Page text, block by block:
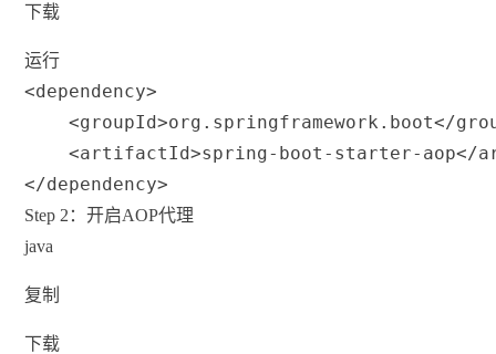
下载
运行
<dependency>
<groupId>org.springframework.boot</
<artifactId>spring-boot-starter-aop</
</dependency>
Step 2：开启AOP代理
java
复制
下载